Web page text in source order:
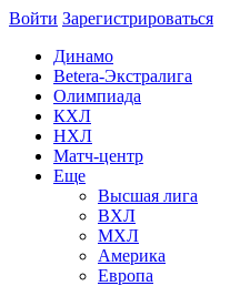
Войти Зарегиcтрироваться
Динамо
Betera-Экстралига
Олимпиада
КХЛ
НХЛ
Матч-центр
Еще
Высшая лига
ВХЛ
МХЛ
Америка
Европа